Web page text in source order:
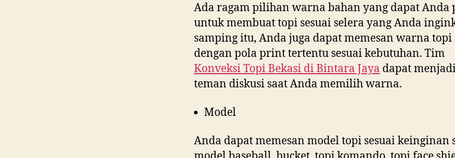
Ada ragam pilihan warna bahan yang dapat Anda
untuk membuat topi sesuai selera yang Anda
samping itu, Anda juga dapat memesan warna topi
dengan pola print tertentu sesuai kebutuhan. Tim
Konveksi Topi Bekasi diBintara Jaya dapat
teman diskusi saat Anda memilih warna.
Model
Anda dapat memesan model topi sesuai keinginan